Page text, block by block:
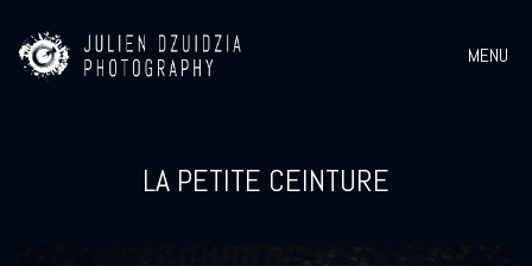
MENU
LA PETITE CEINTURE